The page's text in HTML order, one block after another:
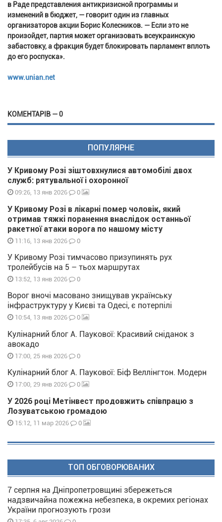
в Раде представления антикризисной программы и
изменений в бюджет, — говорит один из главных
организаторов акции Борис Колесников. — Если это не
произойдет, партия может организовать всеукраинскую
забастовку, а фракция будет блокировать парламент вплоть
до его роспуска».
www.unian.net
КОМЕНТАРІВ — 0
ПОПУЛЯРНЕ
У Кривому Розі зіштовхнулися автомобілі двох
служб: рятувальної і охоронної
09:26, 13 янв 2026 0
У Кривому Розі в лікарні помер чоловік, який
отримав тяжкі поранення внаслідок останньої
ракетної атаки ворога по нашому місту
11:16, 13 янв 2026 0
У Кривому Розі тимчасово призупинять рух
тролейбусів на 5 – тьох маршрутах
13:52, 13 янв 2026 0
Ворог вночі масовано знищував українську
інфраструктуру у Києві та Одесі, є потерпілі
10:54, 13 янв 2026 0
Кулінарний блог А. Паукової: Красивий сніданок з
авокадо
17:00, 25 янв 2026 0
Кулінарний блог А. Паукової: Біф Веллінгтон. Модерн
17:00, 29 янв 2026 0
У 2026 році Метінвест продовжить співпрацю з
Лозуватською громадою
15:12, 11 мар 2026 0
ТОП ОБГОВОРЮВАНИХ
7 серпня на Дніпропетровщині збережеться
надзвичайна пожежна небезпека, в окремих регіонах
України прогнозують грози